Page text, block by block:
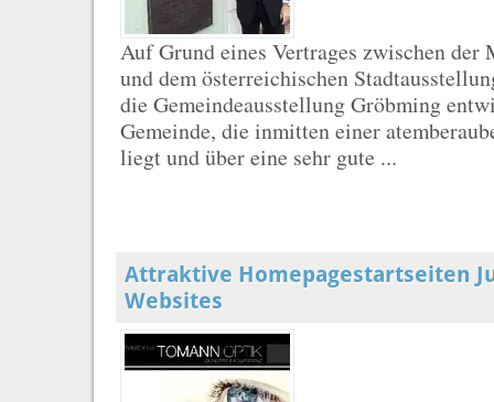
Auf Grund eines Vertrages zwischen der
und dem österreichischen
die Gemeindeausstellung Gröbming
Gemeinde, die inmitten einer
liegt und über eine sehr gute ...
Attraktive Homepagestartseiten
Websites